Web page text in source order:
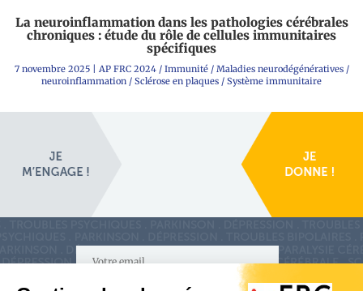
La neuroinflammation dans les pathologies cérébrales
chroniques : étude du rôle de cellules immunitaires
spécifiques
7 novembre 2025| AP FRC 2024/ Immunité/ Maladies neurodégénératives/
neuroinflammation / Sclérose en plaques / Système immunitaire